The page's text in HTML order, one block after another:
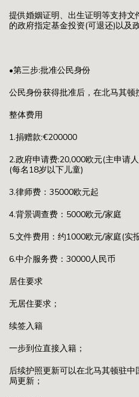
提供婚姻证明、出生证明等支持
的政府指定基金投资(可退还)以及
•第三步:批准公民身份
公民身份获得批准后，在北马其顿
整体费用
1.捐赠款:€200000
2.政府申请费:20,000欧元(主申请
(每名18岁以下儿童)
3.律师费：35000欧元起
4.背景调查费：5000欧元/家庭
5.文件费用：约1000欧元/家庭(实
6.中介服务费：30000人民币
居住要求
无居住要求；
续签入籍
一步到位直接入籍；
后续护照更新可以在北马其顿驻
局更新；